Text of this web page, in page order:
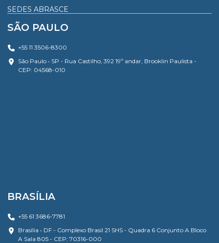
SEDES ABRASCE
SÃO PAULO
+55 11 3506-8300
São Paulo • SP - Rua Castilho, 392 19º andar, Brooklin Paulista -
CEP: 04568-010
BRASÍLIA
+55 61 3686-7781
Brasília • DF - Complexo Brasil 21 SHS - Quadra 6 Conjunto A Bloco
A Sala 805 - CEP: 70316-000